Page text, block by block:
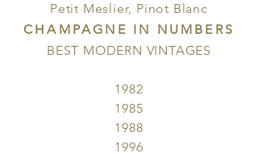
Petit Meslier, Pinot Blanc
CHAMPAGNE IN NUMBERS
BEST MODERN VINTAGES
1982
1985
1988
1996